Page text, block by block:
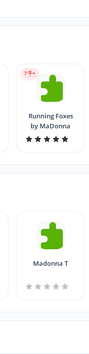
Running Foxes
by MaDonna
7千+
Madonna T